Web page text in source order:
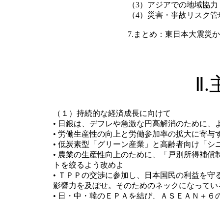
（3）アジアでの地域協力
（4）災害・事故リスク
7.まとめ：東日本大震災
Ⅱ.
（１）持続的な経済成長に向けて
• 日銀は、デフレや急激な円高解消のために
• 労働生産性の向上と労働参加率の拡大に寄与
• 低炭素型「グリーン産業」と高齢者向け「シ
• 農業の生産性向上のために、「戸別所得補
トを絞るよう改めよ
• ＴＰＰの交渉に参加し、日本国民の利益を
影響力を及ぼせ。そのためのネックになって
• 日・中・韓のＥＰＡを結び、ＡＳＥＡＮ＋